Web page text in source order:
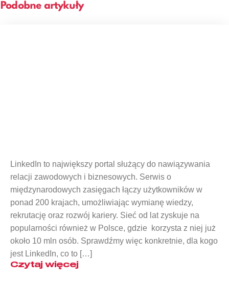
Podobne artykuły
LinkedIn to największy portal służący do nawiązywania
relacji zawodowych i biznesowych. Serwis o
międzynarodowych zasięgach łączy użytkowników w
ponad 200 krajach, umożliwiając wymianę wiedzy,
rekrutację oraz rozwój kariery. Sieć od lat zyskuje na
popularności również w Polsce, gdzie korzysta z niej już
około 10 mln osób. Sprawdźmy więc konkretnie, dla kogo
jest LinkedIn, co to […]
Czytaj więcej